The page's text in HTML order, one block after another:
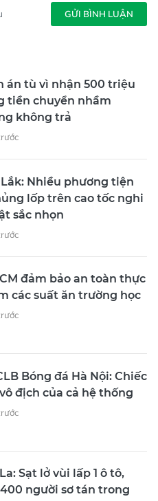
GỬI BÌNH LUẬN
án tù vì nhận 500 triệu
tiền chuyển nhầm
không trả
Nhiều phương tiện
lốp trên cao tốc nghi
sắc nhọn
đảm bảo an toàn thực
các suất ăn trường học
Bóng đá Hà Nội: Chiếc
địch của cả hệ thống
Sạt lở vùi lấp 1 ô tô,
người sơ tán trong